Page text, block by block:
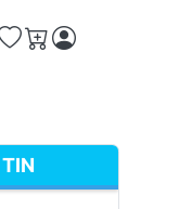
nhập. Nhấn phím
sánh
Ưa thích
Giỏ hàng